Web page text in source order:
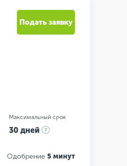
Максимальный срок
30 дней
Одобрение 5 минут
Подать заявку